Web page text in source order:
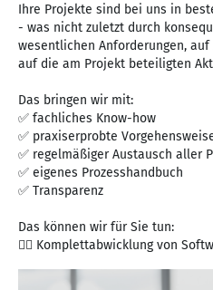
Ihre Projekte sind bei uns in
- was nicht zuletzt durch
wesentlichen Anforderungen,
auf die am Projekt beteiligten
Das bringen wir mit:
✅ fachliches Know-how
✅ praxiserprobte
✅ regelmäßiger Austausch aller
✅ eigenes Prozesshandbuch
✅ Transparenz
Das können wir für Sie tun:
👉🏻 Komplettabwicklung von